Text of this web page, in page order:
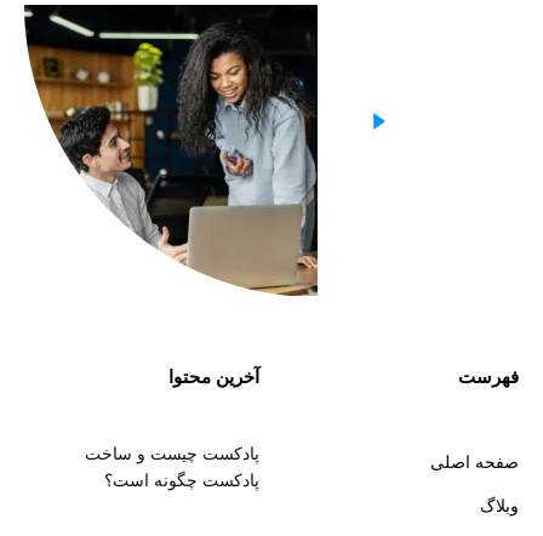
فهرست
صفحه اصلی
وبلاگ
آخرین محتوا
پادکست چیست و ساخت
پادکست چگونه است؟